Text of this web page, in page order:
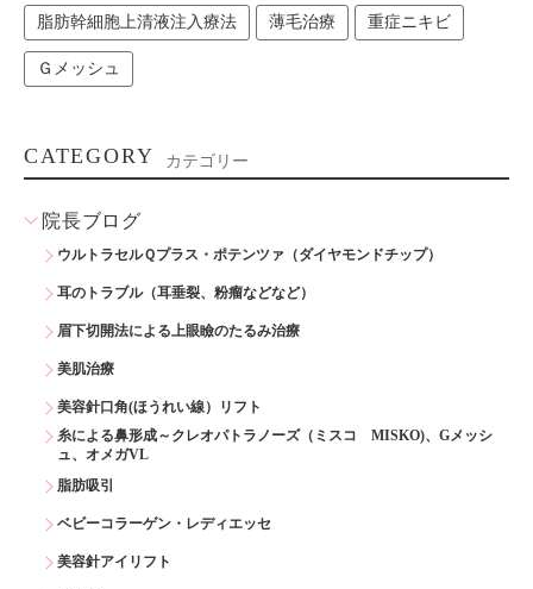
脂肪幹細胞上清液注入療法 薄毛治療 重症ニキビ
Ｇメッシュ
CATEGORY カテゴリー
院長ブログ
ウルトラセルＱプラス・ポテンツァ（ダイヤモンドチップ）
耳のトラブル（耳垂裂、粉瘤などなど）
眉下切開法による上眼瞼のたるみ治療
美肌治療
美容針口角(ほうれい線）リフト
糸による鼻形成～クレオパトラノーズ（ミスコ MISKO)、Gメッシ
ュ、オメガVL
脂肪吸引
ベビーコラーゲン・レディエッセ
美容針アイリフト